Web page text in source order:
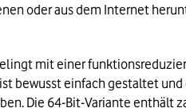
oder aus dem Internet
mit einer
bewusst einfach gestaltet
Die 64-Bit-Variante